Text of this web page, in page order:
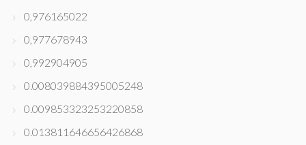
0,976165022
0,977678943
0,992904905
0.008039884395005248
0.009853323253220858
0.013811646656426868